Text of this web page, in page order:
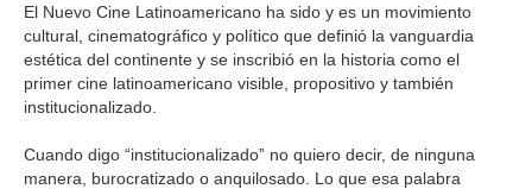
El Nuevo Cine Latinoamericano ha sido y es un movimiento
cultural, cinematográfico y político que definió la vanguardia
estética del continente y se inscribió en la historia como el
primer cine latinoamericano visible, propositivo y también
institucionalizado.
Cuando digo “institucionalizado” no quiero decir, de ninguna
manera, burocratizado o anquilosado. Lo que esa palabra